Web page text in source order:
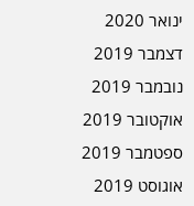
ינואר 2020
דצמבר 2019
נובמבר 2019
אוקטובר 2019
ספטמבר 2019
אוגוסט 2019